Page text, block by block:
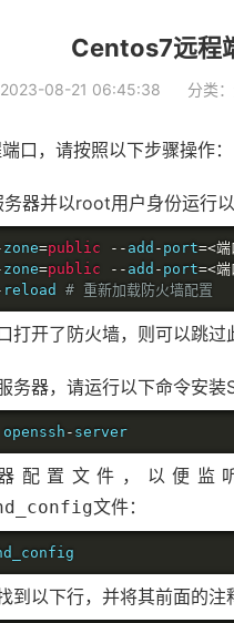
Centos7远程
2023-08-21 06:45:38 分类：
口，请按照以下步骤操作：
器并以root用户身份运行
zone=public -- add - port=<
zone=public -- add - port=<
reload # 重新加载防火墙配置
打开了防火墙，则可以跳过
务器，请运行以下命令安装
- server
配置文件，以便
文件：
到以下行，并将其前面的